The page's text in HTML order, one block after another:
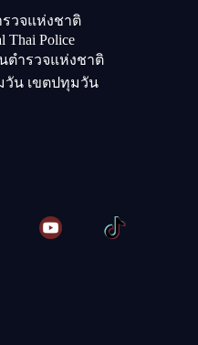
วจแห่งชาติ
Thai Police
ตำรวจแห่งชาติ
วัน เขตปทุมวัน